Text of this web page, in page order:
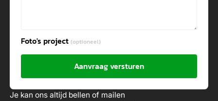
Foto's project(optioneel)
Aanvraag versturen
Je kan ons altijd bellen of mailen